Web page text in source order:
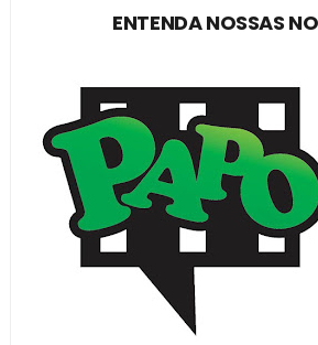
ENTENDA NOSSAS